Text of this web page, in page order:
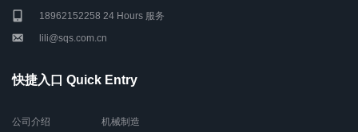
18962152258 24 Hours 服务
lili@sqs.com.cn
快捷入口 Quick Entry
公司介绍
机械制造